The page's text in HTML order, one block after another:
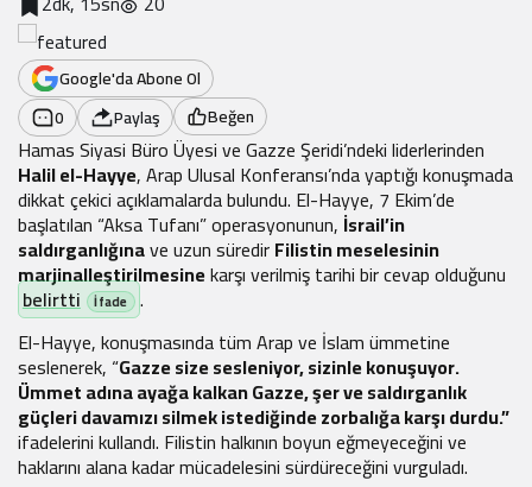
Google'da Abone Ol
0
Paylaş Beğen
Hamas Siyasi Büro Üyesi ve Gazze Şeridi’ndeki liderlerinden
Halil el-Hayye, Arap Ulusal Konferansı’nda yaptığı konuşmada
dikkat çekici açıklamalarda bulundu. El-Hayye, 7 Ekim’de
başlatılan “Aksa Tufanı” operasyonunun, İsrail’in
saldırganlığınave uzun süredirFilistin meselesinin
marjinalleştirilmesinekarşı verilmiş tarihi bir cevap olduğunu
belirtti
.
El-Hayye, konuşmasında tüm Arap ve İslam ümmetine
seslenerek, “Gazze size sesleniyor, sizinle konuşuyor.
Ümmet adına ayağa kalkan Gazze, şer ve saldırganlık
güçleri davamızı silmek istediğinde zorbalığa karşı durdu.”
ifadelerini kullandı. Filistin halkının boyun eğmeyeceğini ve
haklarını alana kadar mücadelesini sürdüreceğini vurguladı.